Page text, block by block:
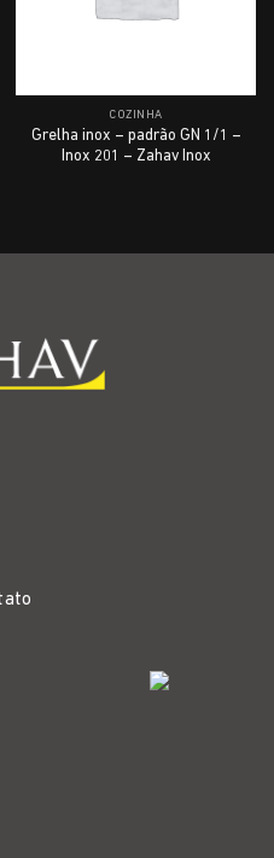
COZINHA
Grelha inox – padrão GN 1/1 –
Inox 201 – Zahav Inox